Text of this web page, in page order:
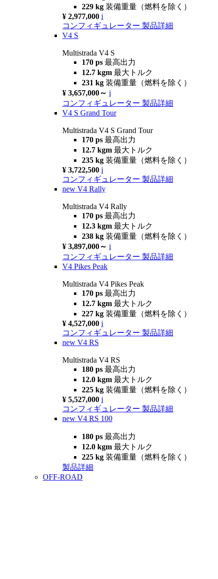
229 kg 装備重量（燃料を除く）
¥ 2,977,000 i
コンフィギュレーター 製品詳細
V4 S
Multistrada V4 S
170 ps 最高出力
12.7 kgm 最大トルク
231 kg 装備重量（燃料を除く）
¥ 3,657,000～ i
コンフィギュレーター 製品詳細
V4 S Grand Tour
Multistrada V4 S Grand Tour
170 ps 最高出力
12.7 kgm 最大トルク
235 kg 装備重量（燃料を除く）
¥ 3,722,500 i
コンフィギュレーター 製品詳細
new V4 Rally
Multistrada V4 Rally
170 ps 最高出力
12.3 kgm 最大トルク
238 kg 装備重量（燃料を除く）
¥ 3,897,000～ i
コンフィギュレーター 製品詳細
V4 Pikes Peak
Multistrada V4 Pikes Peak
170 ps 最高出力
12.7 kgm 最大トルク
227 kg 装備重量（燃料を除く）
¥ 4,527,000 i
コンフィギュレーター 製品詳細
new V4 RS
Multistrada V4 RS
180 ps 最高出力
12.0 kgm 最大トルク
225 kg 装備重量（燃料を除く）
¥ 5,527,000 i
コンフィギュレーター 製品詳細
new V4 RS 100
180 ps 最高出力
12.0 kgm 最大トルク
225 kg 装備重量（燃料を除く）
製品詳細
OFF-ROAD